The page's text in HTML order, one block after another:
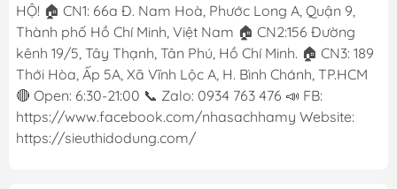
HỘ! 🏠 CN1: 66a Đ. Nam Hoà, Phước Long A, Quận 9,
Thành phố Hồ Chí Minh, Việt Nam 🏠 CN2:156 Đường
kênh 19/5, Tây Thạnh, Tân Phú, Hồ Chí Minh. 🏠 CN3: 189
Thới Hòa, Ấp 5A, Xã Vĩnh Lộc A, H. Bình Chánh, TP.HCM
🔴 Open: 6:30-21:00 📞 Zalo: 0934 763 476 📣 FB:
https://www.facebook.com/nhasachhamy Website:
https://sieuthidodung.com/